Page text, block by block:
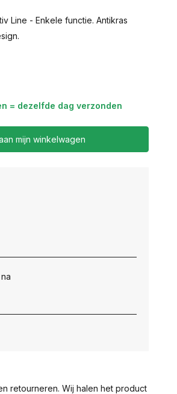
Line - Enkele functie. Antikras
= dezelfde dag verzonden
mijn winkelwagen
retourneren. Wij halen het product